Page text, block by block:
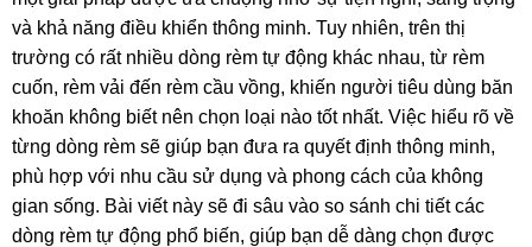
và khả năng điều khiển thông minh. Tuy nhiên, trên thị
trường có rất nhiều dòng rèm tự động khác nhau, từ rèm
cuốn, rèm vải đến rèm cầu vồng, khiến người tiêu dùng băn
khoăn không biết nên chọn loại nào tốt nhất. Việc hiểu rõ về
từng dòng rèm sẽ giúp bạn đưa ra quyết định thông minh,
phù hợp với nhu cầu sử dụng và phong cách của không
gian sống. Bài viết này sẽ đi sâu vào so sánh chi tiết các
dòng rèm tự động phổ biến, giúp bạn dễ dàng chọn được